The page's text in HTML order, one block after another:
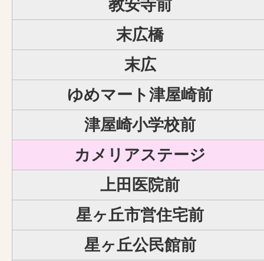
教安寺前
末広橋
末広
ゆめマート津屋崎前
津屋崎小学校前
カメリアステージ
上田医院前
星ヶ丘市営住宅前
星ヶ丘公民館前